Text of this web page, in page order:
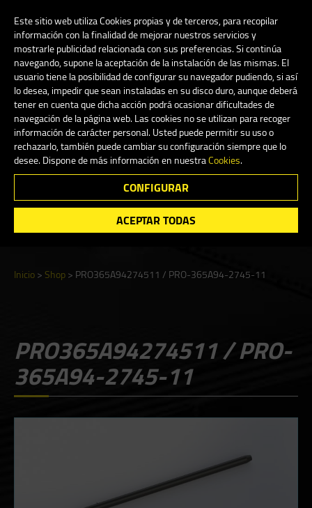
Este sitio web utiliza Cookies propias y de terceros, para recopilar
información con la finalidad de mejorar nuestros servicios y
mostrarle publicidad relacionada con sus preferencias. Si continúa
navegando, supone la aceptación de la instalación de las mismas. El
usuario tiene la posibilidad de configurar su navegador pudiendo, si así
lo desea, impedir que sean instaladas en su disco duro, aunque deberá
tener en cuenta que dicha acción podrá ocasionar dificultades de
navegación de la página web. Las cookies no se utilizan para recoger
información de carácter personal. Usted puede permitir su uso o
rechazarlo, también puede cambiar su configuración siempre que lo
desee. Dispone de más información en nuestraCookies.
CONFIGURAR
ACEPTAR TODAS
My Account
Español
Shop
Search
Inicio>Shop>PRO365A94274511 / PRO-365A94-2745-11
PRO365A94274511 / PRO-
365A94-2745-11